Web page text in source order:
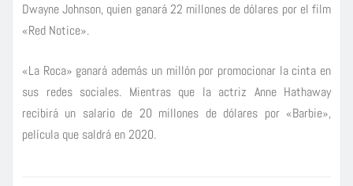
Dwayne Johnson, quien ganará 22 millones de dólares por el film
«Red Notice».
«La Roca» ganará además un millón por promocionar la cinta en
sus redes sociales. Mientras que la actriz Anne Hathaway
recibirá un salario de 20 millones de dólares por «Barbie»,
película que saldrá en 2020.